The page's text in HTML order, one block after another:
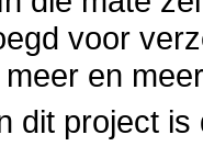
voor
en
dit project